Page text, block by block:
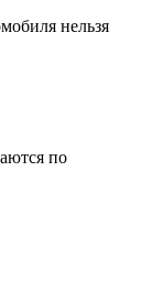
нельзя
по